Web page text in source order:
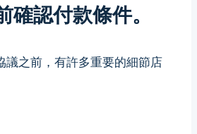
確認付款條件。
議之前，有許多重要的細節店